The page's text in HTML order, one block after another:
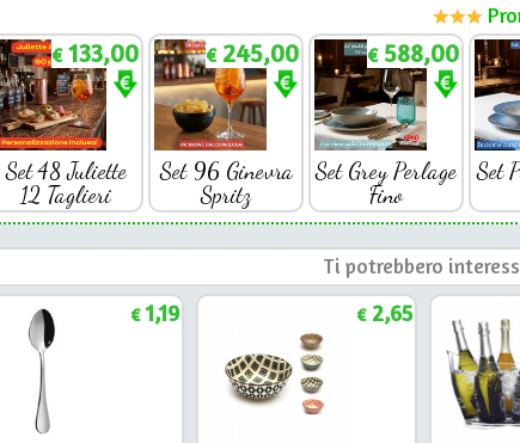
€133,00
Set 48 Juliette
12 Taglieri
€245,00
Set 96 Ginevra
Spritz
€588,00
Set Grey Perlage
Fino
Set
Ti potrebbero
€1,19 €2,65